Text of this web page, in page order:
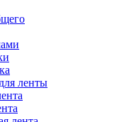
ленты